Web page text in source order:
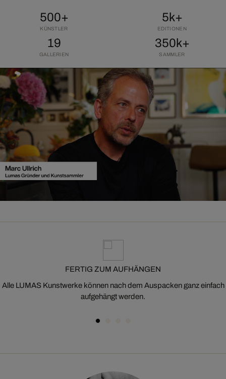
500+
KÜNSTLER
5k+
EDITIONEN
19
GALLERIEN
350k+
SAMMLER
FERTIG ZUM AUFHÄNGEN
Alle LUMAS Kunstwerke können nach dem Auspacken ganz einfach
aufgehängt werden.